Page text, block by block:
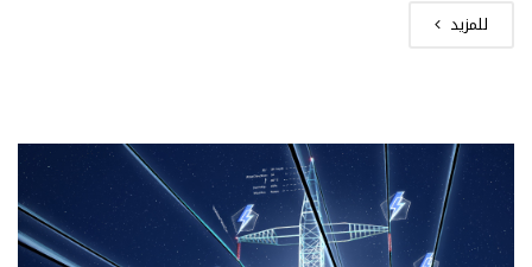
للمزيد